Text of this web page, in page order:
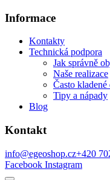
Informace
Kontakty
Technická podpora
Jak správně
Naše realizace
Často kladené
Tipy a nápady
Blog
Kontakt
info@egeoshop.cz+420
Facebook Instagram